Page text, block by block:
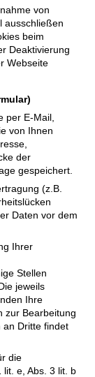
von
ausschließen
beim
Deaktivierung
Webseite
per E-Mail,
von Ihnen
der
gespeichert.
(z.B.
Daten vor dem
Ihrer
Stellen
jeweils
Ihre
zur Bearbeitung
an Dritte findet
die
lit. e, Abs. 3 lit. b